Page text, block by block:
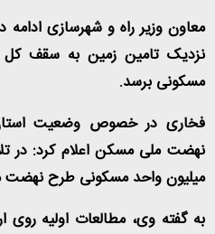
معاون وزیر راه و شهرسازی ادامه
مسکونی برسد.
فخاری در خصوص وضعیت
میلیون واحد مسکونی طرح
به گفته وی، مطالعات اولیه